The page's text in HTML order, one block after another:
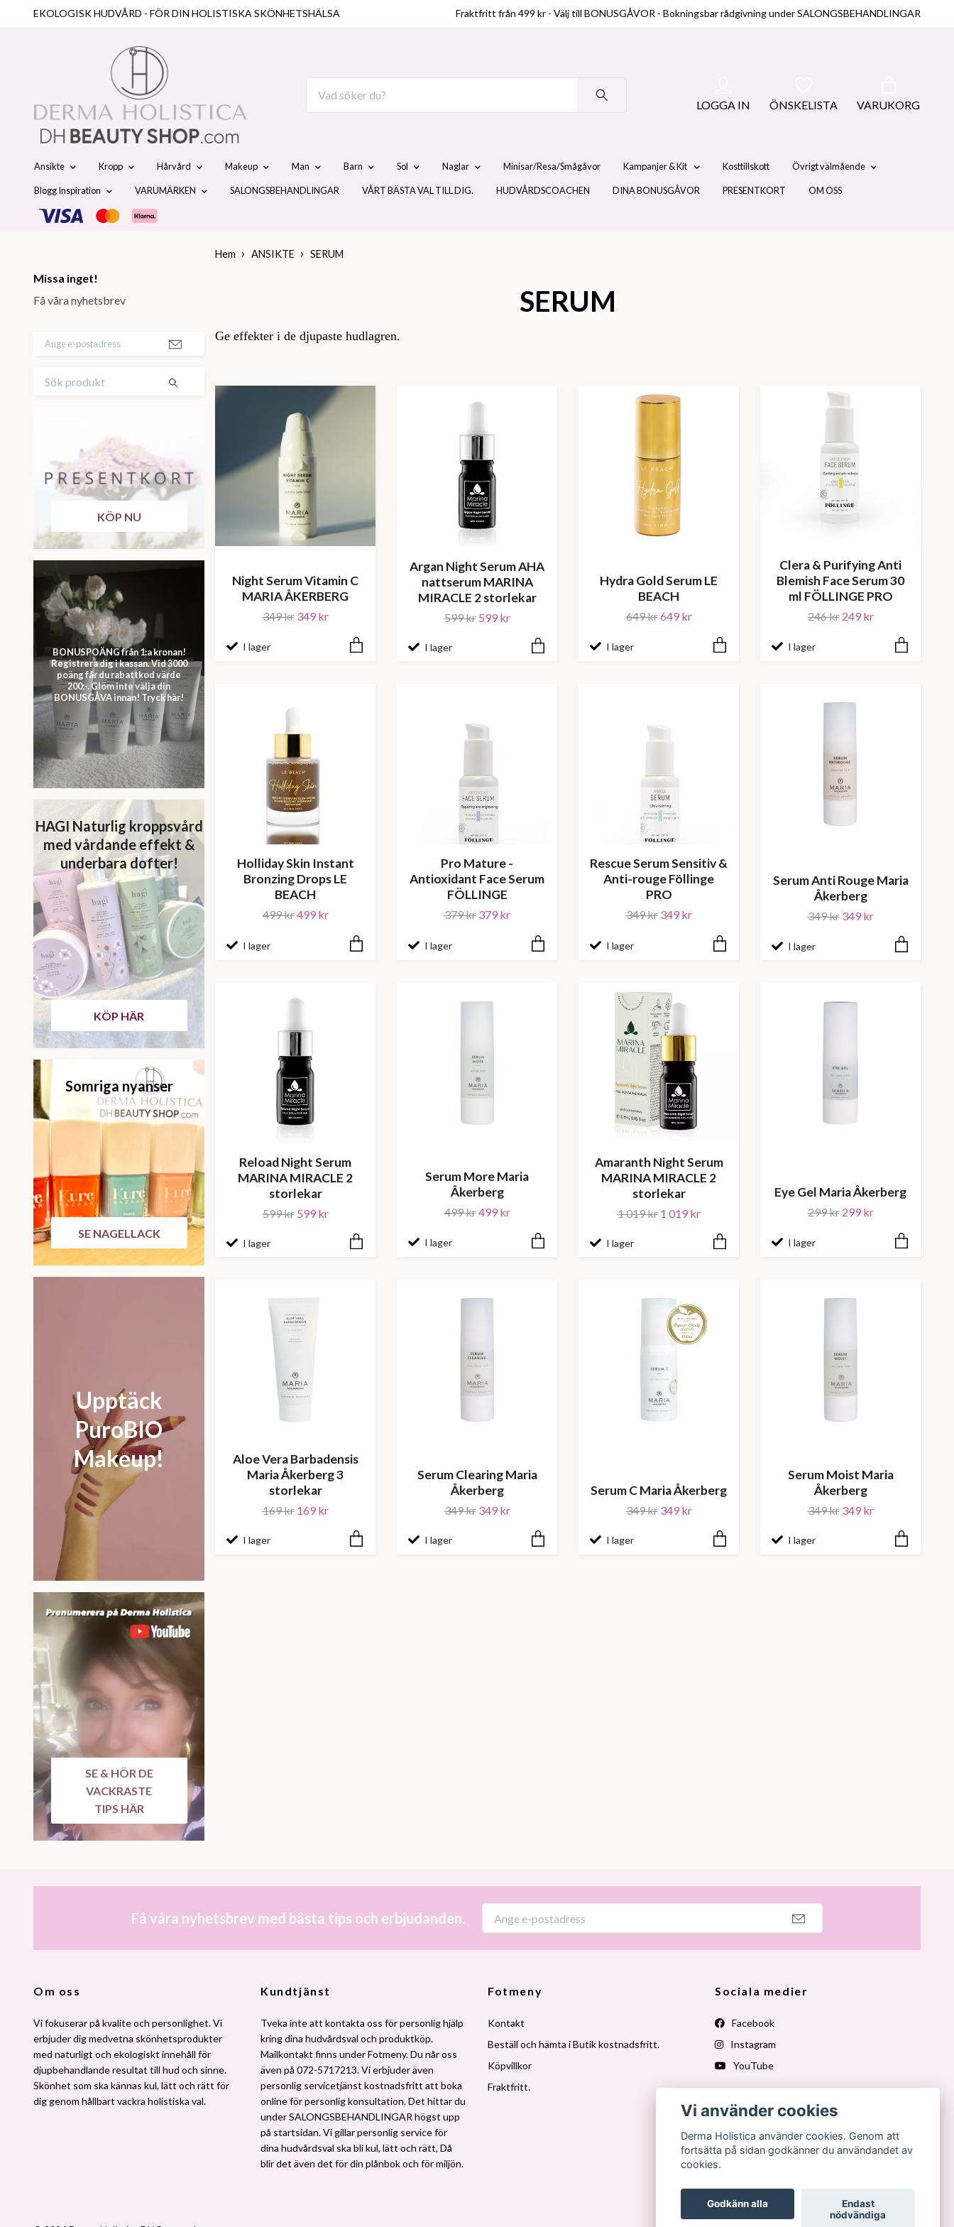
EKOLOGISK HUDVÅRD - FÖR DIN HOLISTISKA SKÖNHETSHÄLSA Fraktfritt från 499 kr - Välj till BONUSGÅVOR - Bokningsbar rådgivning under SALONGSBEHANDLINGAR
LOGGA IN ÖNSKELISTA VARUKORG
Ansikte Kropp Hårvård Makeup Man Barn Sol Naglar Minisar/Resa/Smågåvor Kampanjer & Kit Kosttillskott Övrigt välmående
Blogg Inspiration VARUMÄRKEN SALONGSBEHANDLINGAR VÅRT BÄSTA VAL TILL DIG. HUDVÅRDSCOACHEN DINA BONUSGÅVOR PRESENTKORT OM OSS
Missa inget!
Få våra nyhetsbrev
KÖP NU
BONUSPOÄNG från 1:a kronan!
Registrera dig i kassan. Vid 3000
poäng får du rabattkod värde
200:-. Glöm inte välja din
BONUSGÅVA innan! Tryck här!
HAGI Naturlig kroppsvård
med vårdande effekt &
underbara dofter!
KÖP HÄR
Somriga nyanser
SE NAGELLACK
Upptäck
PuroBIO
Makeup!
SE & HÖR DE
VACKRASTE
TIPS HÄR
Hem ANSIKTE SERUM
SERUM
Ge effekter i de djupaste hudlagren.
Night Serum Vitamin C
MARIA ÅKERBERG
349 kr 349 kr
I lager
Argan Night Serum AHA
nattserum MARINA
MIRACLE 2 storlekar
599 kr 599 kr
I lager
Hydra Gold Serum LE
BEACH
649 kr649 kr
I lager
Clera & Purifying Anti
Blemish Face Serum 30
ml FÖLLINGE PRO
246 kr 249 kr
I lager
Holliday Skin Instant
Bronzing Drops LE
BEACH
499 kr499 kr
I lager
Pro Mature -
Antioxidant Face Serum
FÖLLINGE
379 kr 379 kr
I lager
Rescue Serum Sensitiv &
Anti-rouge Föllinge
PRO
349 kr 349 kr
I lager
Serum Anti Rouge Maria
Åkerberg
349 kr 349 kr
I lager
Reload Night Serum
MARINA MIRACLE 2
storlekar
599 kr 599 kr
I lager
Serum More Maria
Åkerberg
499 kr499 kr
I lager
Amaranth Night Serum
MARINA MIRACLE 2
storlekar
1 019 kr 1 019 kr
I lager
Eye Gel Maria Åkerberg
299 kr 299 kr
I lager
Aloe Vera Barbadensis
Maria Åkerberg 3
storlekar
169 kr 169 kr
I lager
Serum Clearing Maria
Åkerberg
349 kr 349 kr
I lager
Serum C Maria Åkerberg
349 kr 349 kr
I lager
Serum Moist Maria
Åkerberg
349 kr 349 kr
I lager
Få våra nyhetsbrev med bästa tips och erbjudanden.
Om oss
Vi fokuserar på kvalite och personlighet. Vi
erbjuder dig medvetna skönhetsprodukter
med naturligt och ekologiskt innehåll för
djupbehandlande resultat till hud och sinne.
Skönhet som ska kännas kul, lätt och rätt för
dig genom hållbart vackra holistiska val.
Kundtjänst
Tveka inte att kontakta oss för personlig hjälp
kring dina hudvårdsval och produktköp.
Mailkontakt finns under Fotmeny. Du når oss
även på 072-5717213. Vi erbjuder även
personlig servicetjänst kostnadsfritt att boka
online för personlig konsultation. Det hittar du
under SALONGSBEHANDLINGAR högst upp
på startsidan. Vi gillar personlig service för
dina hudvårdsval ska bli kul, lätt och rätt, Då
blir det även det för din plånbok och för miljön.
Fotmeny
Kontakt
Beställ och hämta i Butik kostnadsfritt.
Köpvillkor
Fraktfritt.
Sociala medier
Facebook
Instagram
YouTube
Vi använder cookies
Derma Holistica använder cookies. Genom att
fortsätta på sidan godkänner du användandet av
cookies.
Godkänn alla
Endast
nödvändiga